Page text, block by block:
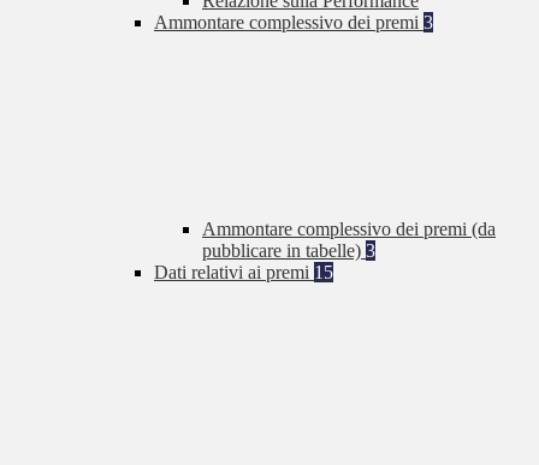
Ammontare complessivo dei premi 3
Ammontare complessivo dei premi (da
pubblicare in tabelle) 3
Dati relativi ai premi 15